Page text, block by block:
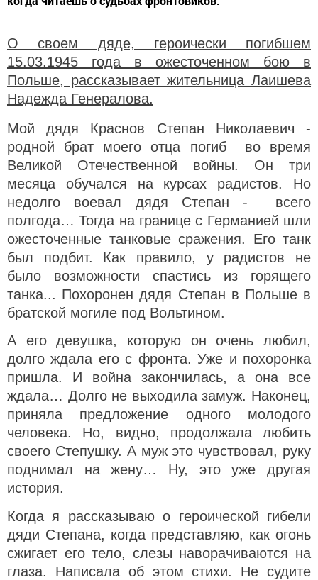
О своем дяде, героически погибшем
15.03.1945 года в ожесточенном бою в
Польше, рассказывает жительница Лаишева
Надежда Генералова.
Мой дядя Краснов Степан Николаевич -
родной брат моего отца погиб во время
Великой Отечественной войны. Он три
месяца обучался на курсах радистов. Но
недолго воевал дядя Степан - всего
полгода… Тогда на границе с Германией шли
ожесточенные танковые сражения. Его танк
был подбит. Как правило, у радистов не
было возможности спастись из горящего
танка... Похоронен дядя Степан в Польше в
братской могиле под Вольтином.
А его девушка, которую он очень любил,
долго ждала его с фронта. Уже и похоронка
пришла. И война закончилась, а она все
ждала… Долго не выходила замуж. Наконец,
приняла предложение одного молодого
человека. Но, видно, продолжала любить
своего Степушку. А муж это чувствовал, руку
поднимал на жену… Ну, это уже другая
история.
Когда я рассказываю о героической гибели
дяди Степана, когда представляю, как огонь
сжигает его тело, слезы наворачиваются на
глаза. Написала об этом стихи. Не судите